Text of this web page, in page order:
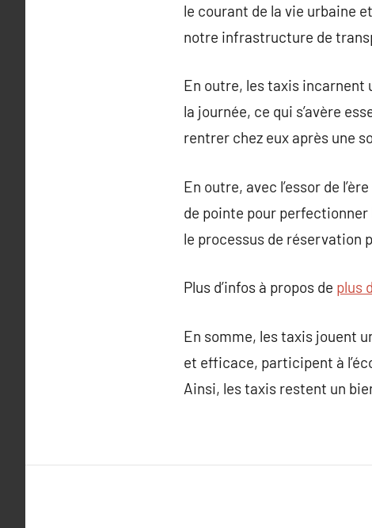
le courant de la vie urbaine
notre infrastructure de
En outre, les taxis incarnent
la journée, ce qui s’avère
rentrer chez eux après une
En outre, avec l’essor de
de pointe pour
le processus de réservation
Plus d’infos à propos de plus
En somme, les taxis jouent
et efficace, participent à
Ainsi, les taxis restent un